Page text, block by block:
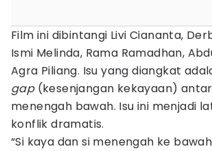
Film ini dibintangi Livi Ciananta,
Ismi Melinda, Rama Ramadhan,
Agra Piliang. Isu yang diangkat
gap (kesenjangan kekayaan)
menengah bawah. Isu ini menjadi
konflik dramatis.
“Si kaya dan si menengah ke